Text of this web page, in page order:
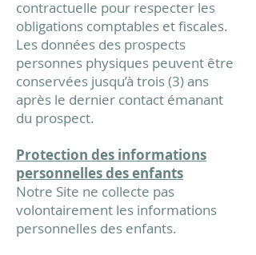
contractuelle pour respecter les
obligations comptables et fiscales.
Les données des prospects
personnes physiques peuvent être
conservées jusqu’à trois (3) ans
après le dernier contact émanant
du prospect.
Protection des informations
personnelles des enfants
Notre Site ne collecte pas
volontairement les informations
personnelles des enfants.